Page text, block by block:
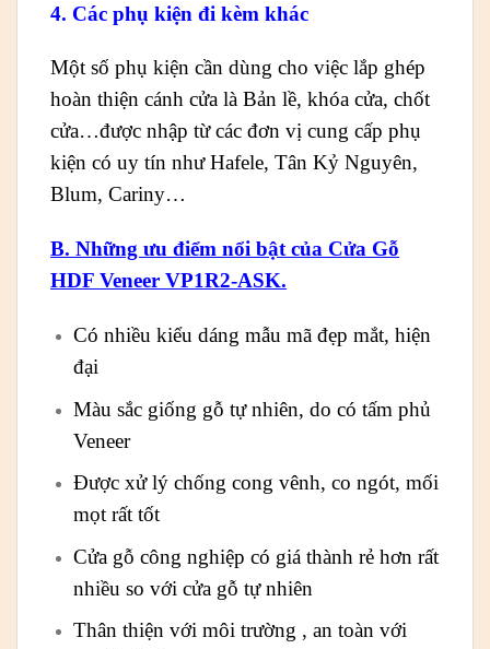
4. Các phụ kiện đi kèm khác
Một số phụ kiện cần dùng cho việc lắp ghép
hoàn thiện cánh cửa là Bản lề, khóa cửa, chốt
cửa…được nhập từ các đơn vị cung cấp phụ
kiện có uy tín như Hafele, Tân Kỷ Nguyên,
Blum, Cariny…
B. Những ưu điểm nổi bật của Cửa Gỗ
HDF Veneer VP1R2-ASK.
Có nhiều kiểu dáng mẫu mã đẹp mắt, hiện
đại
Màu sắc giống gỗ tự nhiên, do có tấm phủ
Veneer
Được xử lý chống cong vênh, co ngót, mối
mọt rất tốt
Cửa gỗ công nghiệp có giá thành rẻ hơn rất
nhiều so với cửa gỗ tự nhiên
Thân thiện với môi trường , an toàn với